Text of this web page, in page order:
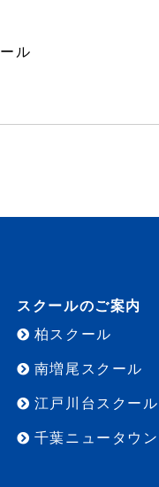
ル
スクールのご案内
柏スクール
南増尾スクール
江戸川台スクール
千葉ニュータウ